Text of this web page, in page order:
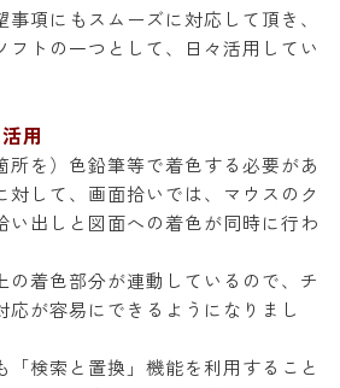
項にもスムーズに対応して頂き、
フトの一つとして、日々活用してい
用
所を）色鉛筆等で着色する必要があ
対して、画面拾いでは、マウスのク
い出しと図面への着色が同時に行わ
の着色部分が連動しているので、チ
応が容易にできるようになりまし
「検索と置換」機能を利用すること